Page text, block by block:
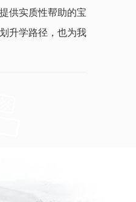
供实质性帮助的宝
升学路径，也为我